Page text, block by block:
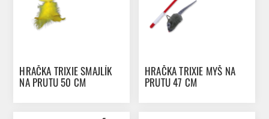
HRAČKA TRIXIE SMAJLÍK
NA PRUTU 50 CM
HRAČKA TRIXIE MYŠ NA
PRUTU 47 CM